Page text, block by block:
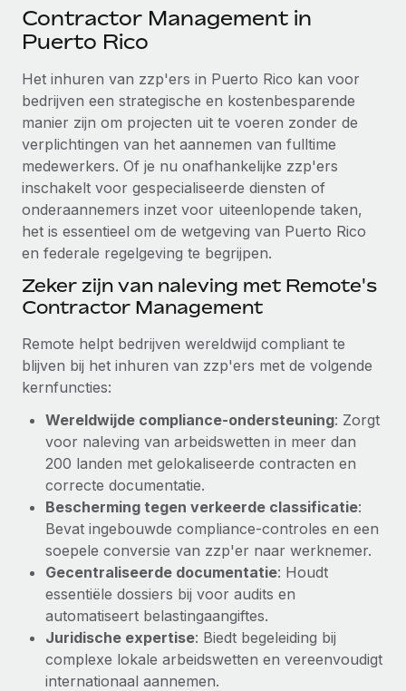
DIENSTEN
Krijg hulp van global HR- en juridische experts
Achtergrondonderzoek
Vereenvoudig het screeningsproces van
kandidaten
Compliance Watchtower
Blijf compliance-risico's voor
Lever en track wereldwijd IT-middelen
Entiteiten oprichten
Stel snel compliant entiteiten op
Mobiliteit en overplaatsing
Plaats werknemers moeiteloos over
Secundaire arbeidsvoorwaarden
Eenvoudig secundaire arbeidsvoorwaarden
beheren
Een partner worden
Ontdek hoe je met ons kunt samenwerken
Integraties en advies over AI-automatiseringen
CASESTUDY'S
Newsroom
Inzichtencentrum
Support
Alle bronnen bekijken
BLOG
Global Payroll
EOR en PEO
Contractor Management
Belastingen
Naar de blog
BLOG
Productupdates van Remote: Gusto- en Xero-
integraties en Contractor Management Plus
Het blijft de missie van Remote om alle soorten bedrijven
Meer informatie
Hoe Phiture 55 werknemers in 19 landen
Contractor Management in
Puerto Rico
Het inhuren van zzp'ers in Puerto Rico kan voor
bedrijven een strategische en kostenbesparende
manier zijn om projecten uit te voeren zonder de
verplichtingen van het aannemen van fulltime
medewerkers. Of je nu onafhankelijke zzp'ers
inschakelt voor gespecialiseerde diensten of
onderaannemers inzet voor uiteenlopende taken,
het is essentieel om de wetgeving van Puerto Rico
en federale regelgeving te begrijpen.
Zeker zijn van naleving met Remote's
Contractor Management
Remote helpt bedrijven wereldwijd compliant te
blijven bij het inhuren van zzp'ers met de volgende
kernfuncties:
Wereldwijde compliance-ondersteuning: Zorgt
voor naleving van arbeidswetten in meer dan
200 landen met gelokaliseerde contracten en
correcte documentatie.
Bescherming tegen verkeerde classificatie:
Bevat ingebouwde compliance-controles en een
soepele conversie van zzp'er naar werknemer.
Gecentraliseerde documentatie: Houdt
essentiële dossiers bij voor audits en
automatiseert belastingaangiftes.
Juridische expertise: Biedt begeleiding bij
complexe lokale arbeidswetten en vereenvoudigt
internationaal aannemen.